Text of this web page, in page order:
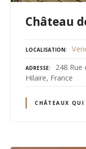
Château
LOCALISATION
ADRESSE
248
Hilaire, France
CHÂTEAUX QUI